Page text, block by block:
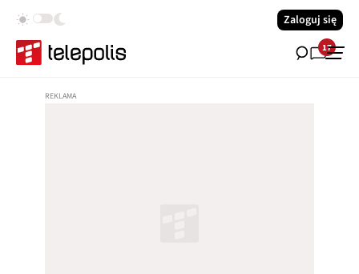
Zaloguj się
17